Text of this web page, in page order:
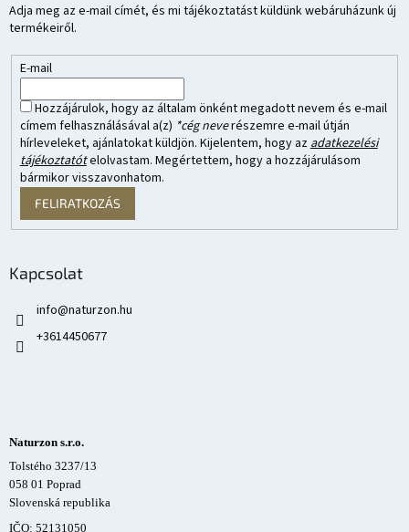
Adja meg az e-mail címét, és mi tájékoztatást küldünk webáruházunk új
termékeiről.
E-mail
Hozzájárulok, hogy az általam önként megadott nevem és e-mail
címem felhasználásával a(z) *cég neverészemre e-mail útján
hírleveleket, ajánlatokat küldjön. Kijelentem, hogy az adatkezelési
tájékoztatótelolvastam. Megértettem, hogy a hozzájárulásom
bármikor visszavonhatom.
FELIRATKOZÁS
Kapcsolat
info@naturzon.hu
+3614450677
Naturzon s.r.o.
Tolstého 3237/13
058 01 Poprad
Slovenská republika
IČO: 52131050